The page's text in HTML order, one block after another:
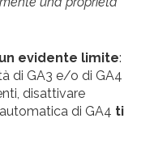
evidente limite:
di GA3 e/o di GA4
disattivare
di GA4 ti